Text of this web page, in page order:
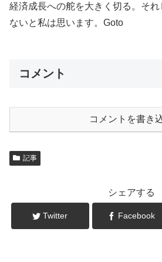
経済成長への舵を大きく切る。そ
ないと私は思います。Goto
コメント
コメントを書き
記事
シェアする
Twitter Facebook